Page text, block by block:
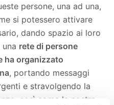
persone, una ad una,
si potessero attivare
dando spazio ai loro
rete di persone
ha organizzato
, portando messaggi
e stravolgendo la
così come la nostra.